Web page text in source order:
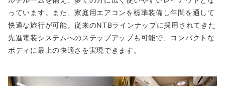
っています。また、家庭用エアコンを標準装備し年間を通して
快適な旅行が可能。従来のNTBラインナップに採用されてきた
先進電装システムへのステップアップも可能で、コンパクトな
ボディに最上の快適さを実現できます。